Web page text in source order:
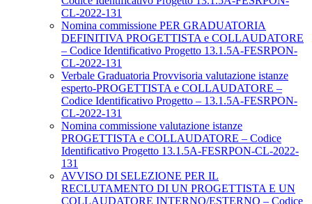
CL-2022-131
Nomina commissione PER GRADUATORIA
DEFINITIVA PROGETTISTA e COLLAUDATORE
– Codice Identificativo Progetto 13.1.5A-FESRPON-
CL-2022-131
Verbale Graduatoria Provvisoria valutazione istanze
esperto-PROGETTISTA e COLLAUDATORE –
Codice Identificativo Progetto – 13.1.5A-FESRPON-
CL-2022-131
Nomina commissione valutazione istanze
PROGETTISTA e COLLAUDATORE – Codice
Identificativo Progetto 13.1.5A-FESRPON-CL-2022-
131
AVVISO DI SELEZIONE PER IL
RECLUTAMENTO DI UN PROGETTISTA E UN
COLLAUDATORE INTERNO/ESTERNO – Codice